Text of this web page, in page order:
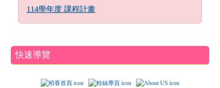
114學年度 課程計畫
快速導覽